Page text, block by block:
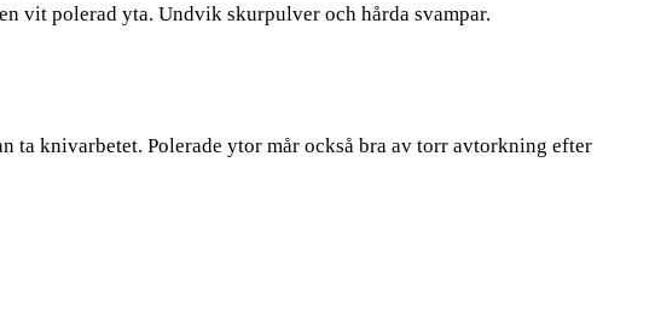
vit polerad yta. Undvik skurpulver och hårda svampar.
ta knivarbetet. Polerade ytor mår också bra av torr avtorkning efter